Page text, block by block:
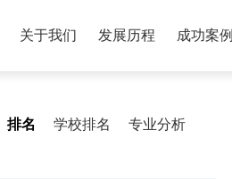
关于我们 发展历程 成功案例
排名 学校排名 专业分析